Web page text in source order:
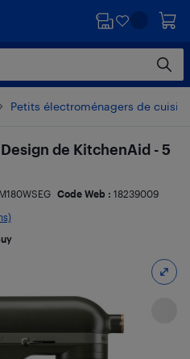
Petits électroménagers de
de KitchenAid - 5
Code Web : 18239009